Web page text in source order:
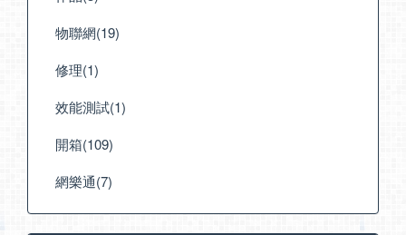
物聯網(19)
修理(1)
效能測試(1)
開箱(109)
網樂通(7)